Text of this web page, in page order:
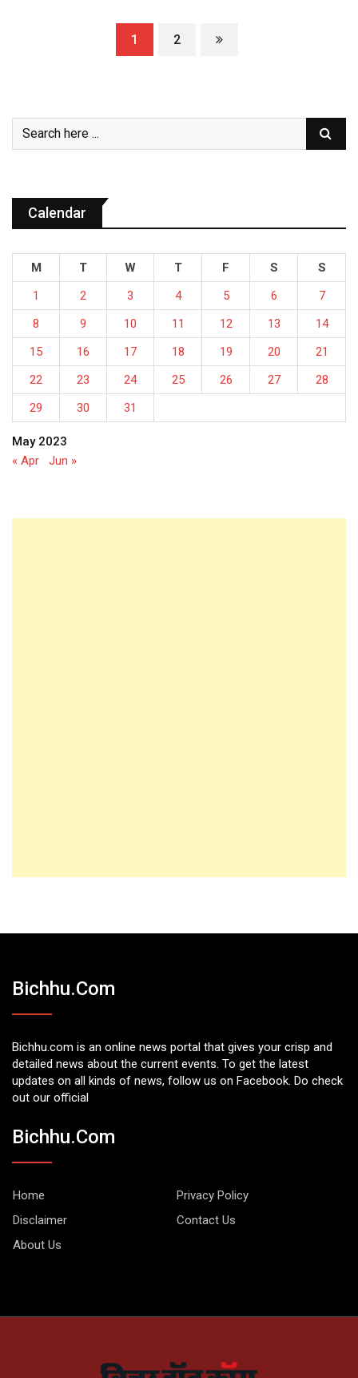
1 2
Calendar
May 2023
M T W T F S
S
1
2 3 4 5 6
7
8
9 10 11 12 13
14
15
16 17 18 19 20
21
22
23 24 25 26 27
28
29
30 31
« Apr Jun »
Bichhu.com
Bichhu.com is an online news portal that gives your crisp and
detailed news about the current events. To get the latest
updates on all kinds of news, follow us on Facebook. Do check
out our official
Bichhu.com
Home
Privacy Policy
Disclaimer
Contact Us
About Us